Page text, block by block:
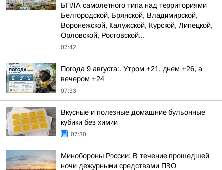
БПЛА самолетного типа над территориями
Белгородской, Брянской, Владимирской,
Воронежской, Калужской, Курской, Липецкой,
Орловской, Ростовской...
07:42
Погода 9 августа:. Утром +21, днем +26, а
вечером +24
07:33
Вкусные и полезные домашние бульонные
кубики без химии
07:30
Минобороны России: В течение прошедшей
ночи дежурными средствами ПВО